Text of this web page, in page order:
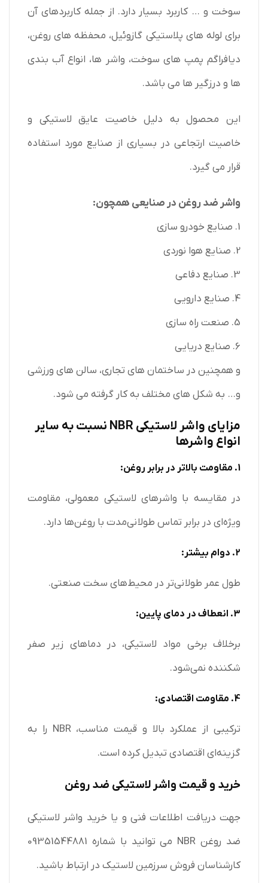
سوخت و … کاربرد بسیار دارد. از جمله کاربردهای آن
برای لوله های پلاستیکی گازوئیل، محفظه های روغن،
دیافراگم پمپ های سوخت، واشر ها، انواع آب بندی
ها و درزگیر ها می باشد.
این محصول به دلیل خاصیت عایق لاستیکی و
خاصیت ارتجاعی در بسیاری از صنایع مورد استفاده
قرار می گیرد.
واشر ضد روغن در صنایعی همچون:
1. صنایع خودرو سازی
2. صنایع هوا نوردی
3. صنایع دفاعی
4. صنایع دارویی
5. صنعت راه سازی
6. صنایع دریایی
و همچنین در ساختمان های تجاری، سالن های ورزشی
و… به شکل های مختلف به کار گرفته می شود.
مزایای واشر لاستیکی NBR نسبت به سایر
انواع واشرها
1. مقاومت بالاتر در برابر روغن:
در مقایسه با واشرهای لاستیکی معمولی، مقاومت
ویژه‌ای در برابر تماس طولانی‌مدت با روغن‌ها دارد.
2. دوام بیشتر:
طول عمر طولانی‌تر در محیط‌های سخت صنعتی.
3. انعطاف در دمای پایین:
برخلاف برخی مواد لاستیکی، در دماهای زیر صفر
شکننده نمی‌شود.
4. مقاومت اقتصادی:
ترکیبی از عملکرد بالا و قیمت مناسب، NBR را به
گزینه‌ای اقتصادی تبدیل کرده است.
خرید و قیمت واشر لاستیکی ضد روغن
جهت دریافت اطلاعات فنی و یا خرید واشر لاستیکی
ضد روغن NBR می توانید با شماره 09351544881
کارشناسان فروش سرزمین لاستیک در ارتباط باشید.